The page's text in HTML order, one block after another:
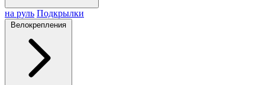
на руль Подкрылки
Велокрепления